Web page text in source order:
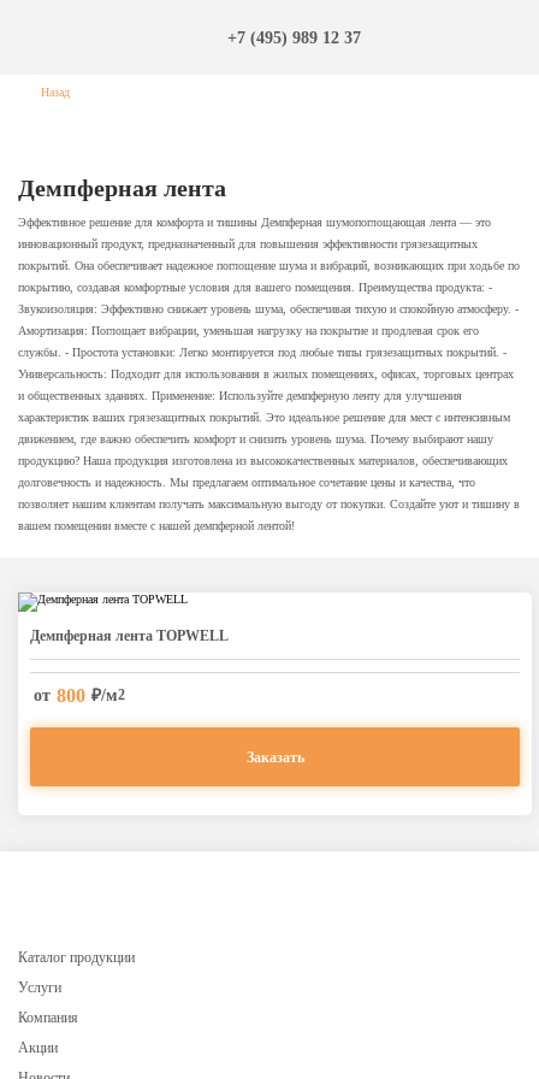
+7 (495) 989 12 37
Назад
Демпферная лента
Эффективное решение для комфорта и тишины Демпферная шумопоглощающая лента — это
инновационный продукт, предназначенный для повышения эффективности грязезащитных
покрытий. Она обеспечивает надежное поглощение шума и вибраций, возникающих при ходьбе по
покрытию, создавая комфортные условия для вашего помещения. Преимущества продукта: -
Звукоизоляция: Эффективно снижает уровень шума, обеспечивая тихую и спокойную атмосферу. -
Амортизация: Поглощает вибрации, уменьшая нагрузку на покрытие и продлевая срок его
службы. - Простота установки: Легко монтируется под любые типы грязезащитных покрытий. -
Универсальность: Подходит для использования в жилых помещениях, офисах, торговых центрах
и общественных зданиях. Применение: Используйте демпферную ленту для улучшения
характеристик ваших грязезащитных покрытий. Это идеальное решение для мест с интенсивным
движением, где важно обеспечить комфорт и снизить уровень шума. Почему выбирают нашу
продукцию? Наша продукция изготовлена из высококачественных материалов, обеспечивающих
долговечность и надежность. Мы предлагаем оптимальное сочетание цены и качества, что
позволяет нашим клиентам получать максимальную выгоду от покупки. Создайте уют и тишину в
вашем помещении вместе с нашей демпферной лентой!
Дeмпферная лента TOPWELL
от 800 ₽/м2
Заказать
Каталог продукции
Услуги
Компания
Акции